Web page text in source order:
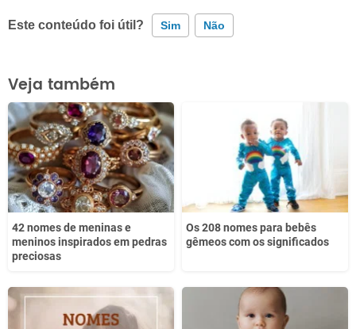
Este conteúdo foi útil? Sim Não
Este conteúdo contém informação incorreta
Este conteúdo não tem a informação que procuro
Outro
Veja também
42 nomes de meninas e
meninos inspirados em pedras
preciosas
Os 208 nomes para bebês
gêmeos com os significados